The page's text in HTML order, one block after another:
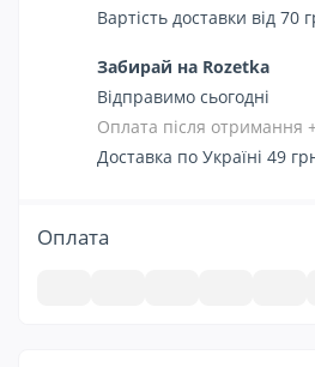
Вартість доставки від 70
Забирай на Rozetka
Відправимо сьогодні
Оплата після отримання +
Доставка по Україні 49
Оплата